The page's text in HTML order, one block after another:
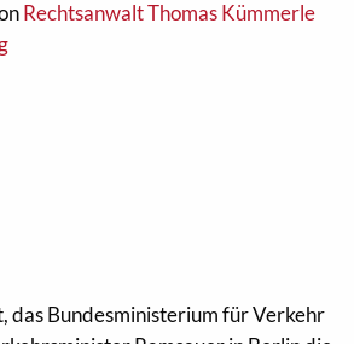
Rechtsanwalt Thomas Kümmerle
das Bundesministerium für Verkehr